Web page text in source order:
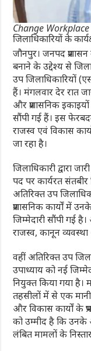
Change Workplace
जिलाधिकारियों के
जौनपुर। जनपद
बनाने के उद्देश्य से
उप जिलाधिकारियों
हैं। मंगलवार देर रात
और प्रशासनिक
सौंपी गई हैं। इस
राजस्व एवं विकास
जा रहा है।
जिलाधिकारी द्वारा
पद पर कार्यरत
अतिरिक्त उप
प्रशासनिक कार्यों में
जिम्मेदारी सौंपी गई
राजस्व, कानून व्यवस्था
वहीं अतिरिक्त उप
उपाध्याय को नई
नियुक्त किया गया
तहसीलों में से एक
और विकास कार्यों के
को उम्मीद है कि उनके
लंबित मामलों के